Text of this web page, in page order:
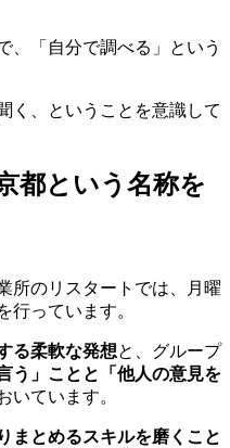
、「自分で調べる」という
く、ということを意識して
都という名称を
所のリスタートでは、月曜
行っています。
る柔軟な発想と、グループ
う」ことと「他人の意見を
いています。
まとめるスキルを磨くこと